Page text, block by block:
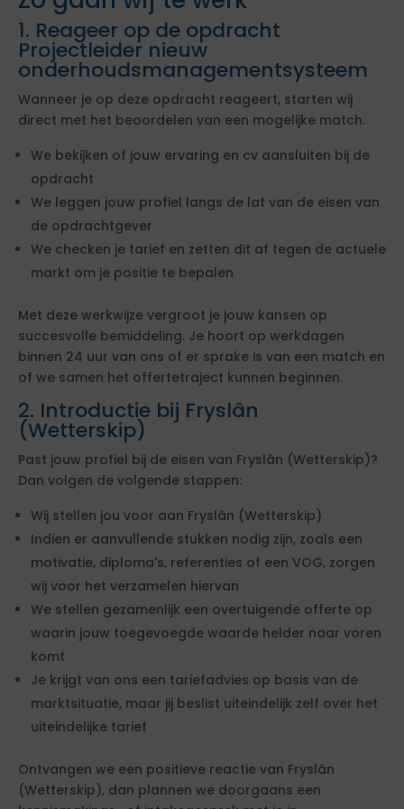
1. Reageer op de opdracht
Projectleider nieuw
onderhoudsmanagementsysteem
Wanneer je op deze opdracht reageert, starten wij
direct met het beoordelen van een mogelijke match.
We bekijken of jouw ervaring en cv aansluiten bij de
opdracht
We leggen jouw profiel langs de lat van de eisen van
de opdrachtgever
We checken je tarief en zetten dit af tegen de actuele
markt om je positie te bepalen
Met deze werkwijze vergroot je jouw kansen op
succesvolle bemiddeling. Je hoort op werkdagen
binnen 24 uur van ons of er sprake is van een match en
of we samen het offertetraject kunnen beginnen.
2. Introductie bij Fryslân
(Wetterskip)
Past jouw profiel bij de eisen van Fryslân (Wetterskip)?
Dan volgen de volgende stappen:
Wij stellen jou voor aan Fryslân (Wetterskip)
Indien er aanvullende stukken nodig zijn, zoals een
motivatie, diploma's, referenties of een VOG, zorgen
wij voor het verzamelen hiervan
We stellen gezamenlijk een overtuigende offerte op
waarin jouw toegevoegde waarde helder naar voren
komt
Je krijgt van ons een tariefadvies op basis van de
marktsituatie, maar jij beslist uiteindelijk zelf over het
uiteindelijke tarief
Ontvangen we een positieve reactie van Fryslân
(Wetterskip), dan plannen we doorgaans een